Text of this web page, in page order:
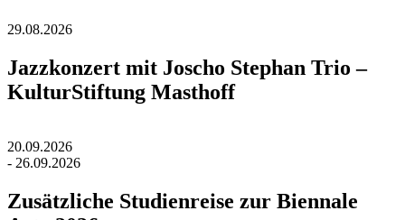
29.08.2026
Jazzkonzert mit Joscho Stephan Trio –
KulturStiftung Masthoff
20.09.2026
- 26.09.2026
Zusätzliche Studienreise zur Biennale